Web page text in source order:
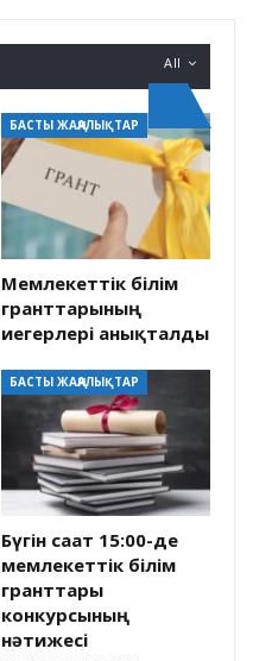
All
БАСТЫ ЖАҢАЛЫҚТАР
Мемлекеттік білім
гранттарының
иегерлері анықталды
БАСТЫ ЖАҢАЛЫҚТАР
Бүгін сағат 15:00-де
мемлекеттік білім
гранттары
конкурсының
нәтижесі